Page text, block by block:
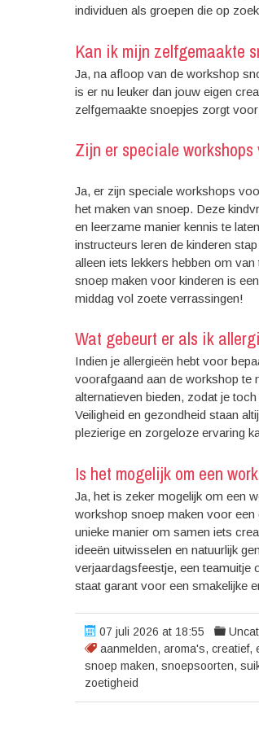
individuen als groepen die op
Kan ik mijn zelfgemaakte
Ja, na afloop van de workshop
is er nu leuker dan jouw eigen
zelfgemaakte snoepjes zorgt
Zijn er speciale
Ja, er zijn speciale workshops
het maken van snoep. Deze
en leerzame manier kennis te
instructeurs leren de kinderen
alleen iets lekkers hebben om
snoep maken voor kinderen is
middag vol zoete verrassingen!
Wat gebeurt er als ik
Indien je allergieën hebt voor
voorafgaand aan de workshop te
alternatieven bieden, zodat je
Veiligheid en gezondheid staan
plezierige en zorgeloze ervaring
Is het mogelijk om een
Ja, het is zeker mogelijk om een
workshop snoep maken voor een
unieke manier om samen iets
ideeën uitwisselen en natuurlijk
verjaardagsfeestje, een teamuitje
staat garant voor een smakelijke
07 juli 2026 at 18:55
aanmelden, aroma's, creatief,
snoep maken, snoepsoorten,
zoetigheid